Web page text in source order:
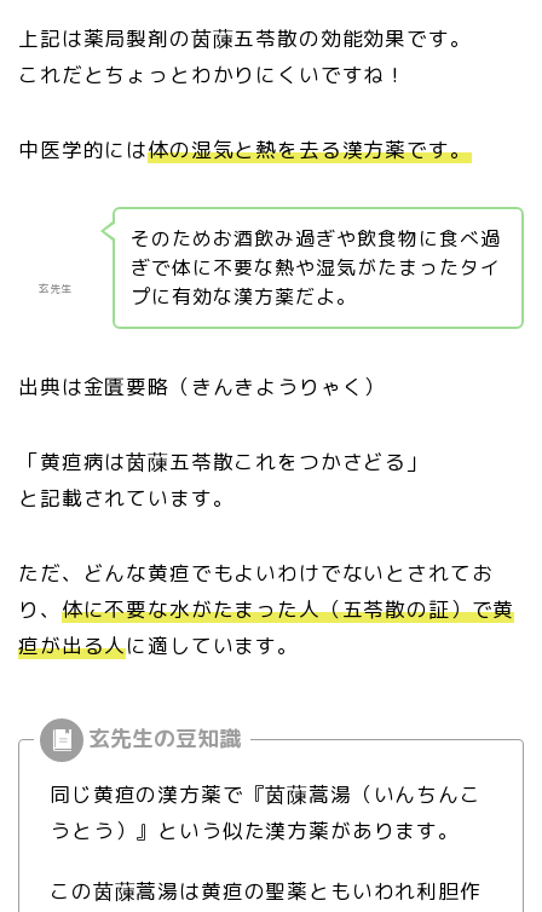
上記は薬局製剤の茵蔯五苓散の効能効果です。
これだとちょっとわかりにくいですね！
中医学的には体の湿気と熱を去る漢方薬です。
玄先生
そのためお酒飲み過ぎや飲食物に食べ過
ぎで体に不要な熱や湿気がたまったタイ
プに有効な漢方薬だよ。
出典は金匱要略（きんきようりゃく）
「黄疸病は茵蔯五苓散これをつかさどる」
と記載されています。
ただ、どんな黄疸でもよいわけでないとされてお
り、 体に不要な水がたまった人（五苓散の証）で黄
疸が出る人に適しています。
同じ黄疸の漢方薬で『茵蔯蒿湯（いんちんこ
うとう）』という似た漢方薬があります。
この茵蔯蒿湯は黄疸の聖薬ともいわれ利胆作